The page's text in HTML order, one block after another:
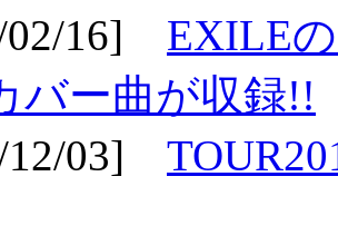
02/16] EXILE
バー曲が収録!!
12/03]